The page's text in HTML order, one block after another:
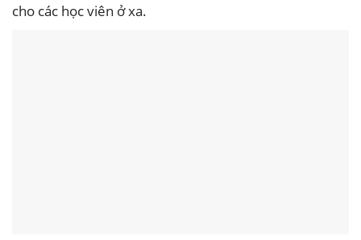
cho các học viên ở xa.